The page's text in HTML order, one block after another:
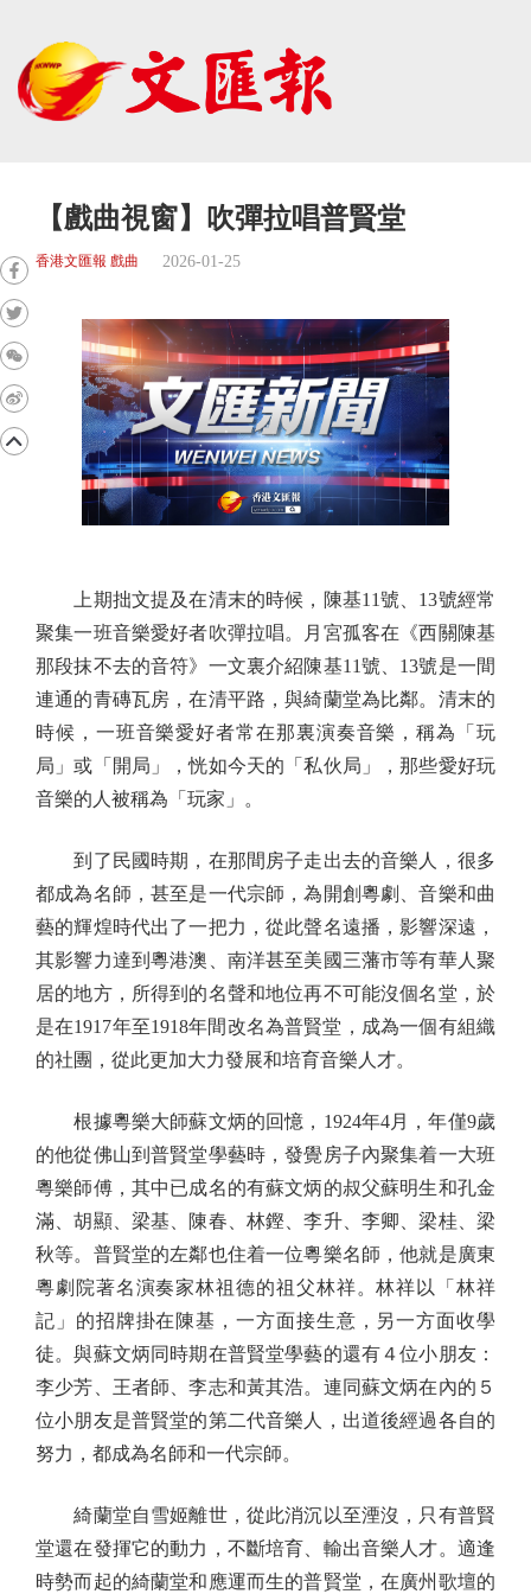
【戲曲視窗】吹彈拉唱普賢堂
香港文匯報 戲曲 2026-01-25
上期拙文提及在清末的時候，陳基11號、13號經常
聚集一班音樂愛好者吹彈拉唱。月宮孤客在《西關陳基
那段抹不去的音符》一文裏介紹陳基11號、13號是一間
連通的青磚瓦房，在清平路，與綺蘭堂為比鄰。清末的
時候，一班音樂愛好者常在那裏演奏音樂，稱為「玩
局」或「開局」，恍如今天的「私伙局」，那些愛好玩
音樂的人被稱為「玩家」。
到了民國時期，在那間房子走出去的音樂人，很多
都成為名師，甚至是一代宗師，為開創粵劇、音樂和曲
藝的輝煌時代出了一把力，從此聲名遠播，影響深遠，
其影響力達到粵港澳、南洋甚至美國三藩市等有華人聚
居的地方，所得到的名聲和地位再不可能沒個名堂，於
是在1917年至1918年間改名為普賢堂，成為一個有組織
的社團，從此更加大力發展和培育音樂人才。
根據粵樂大師蘇文炳的回憶，1924年4月，年僅9歲
的他從佛山到普賢堂學藝時，發覺房子內聚集着一大班
粵樂師傅，其中已成名的有蘇文炳的叔父蘇明生和孔金
滿、胡顯、梁基、陳春、林鏗、李升、李卿、梁桂、梁
秋等。普賢堂的左鄰也住着一位粵樂名師，他就是廣東
粵劇院著名演奏家林祖德的祖父林祥。林祥以「林祥
記」的招牌掛在陳基，一方面接生意，另一方面收學
徒。與蘇文炳同時期在普賢堂學藝的還有４位小朋友：
李少芳、王者師、李志和黃其浩。連同蘇文炳在內的５
位小朋友是普賢堂的第二代音樂人，出道後經過各自的
努力，都成為名師和一代宗師。
綺蘭堂自雪姬離世，從此消沉以至湮沒，只有普賢
堂還在發揮它的動力，不斷培育、輸出音樂人才。適逢
時勢而起的綺蘭堂和應運而生的普賢堂，在廣州歌壇的